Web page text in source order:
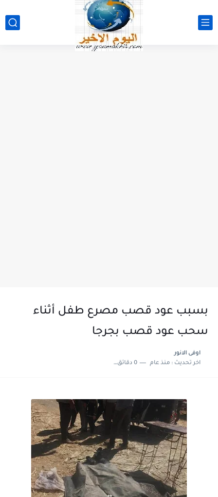
بسبب عود قصب مصرع طفل أثناء
سحب عود قصب بجرجا
اوفى الانور
اخر تحديث :منذ عام 0 دقائق للقراءة